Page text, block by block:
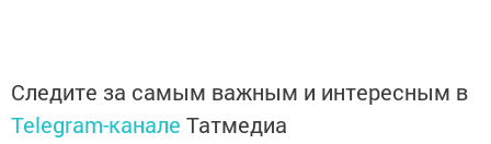
Следите за самым важным и интересным в
Telegram-канале Татмедиа